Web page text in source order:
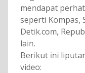
mendapat
seperti Kompas,
Detik.com,
lain.
Berikut ini
video: